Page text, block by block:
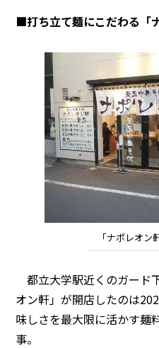
■打ち立て麺にこだわる「
「ナポレオン
都立大学駅近くのガード
オン軒」が開店したのは
味しさを最大限に活かす麺
事。